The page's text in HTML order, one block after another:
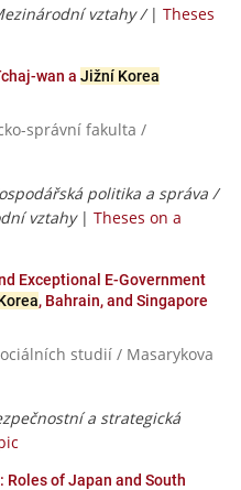
vztahy / | Theses
wan a Jižní Korea
správní fakulta /
politika a správa /
vztahy| Theses on a
Exceptional E-Government
, Bahrain, and Singapore
studií / Masarykova
a strategická
of Japan and South